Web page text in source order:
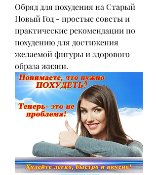
Обряд для похудения на Старый
Новый Год - простые советы и
практические рекомендации по
похудению для достижения
желаемой фигуры и здорового
образа жизни.